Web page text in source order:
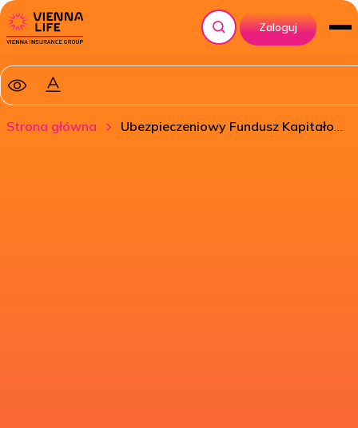
Szukaj
Zaloguj
Strona główna Ubezpieczeniowy Fundusz Kapitałowy VL Schroder ISF Global Inflation Linked Bond